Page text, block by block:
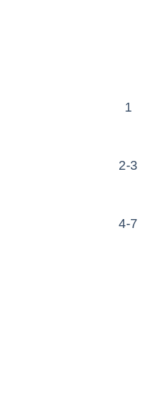
1
2-3
4-7